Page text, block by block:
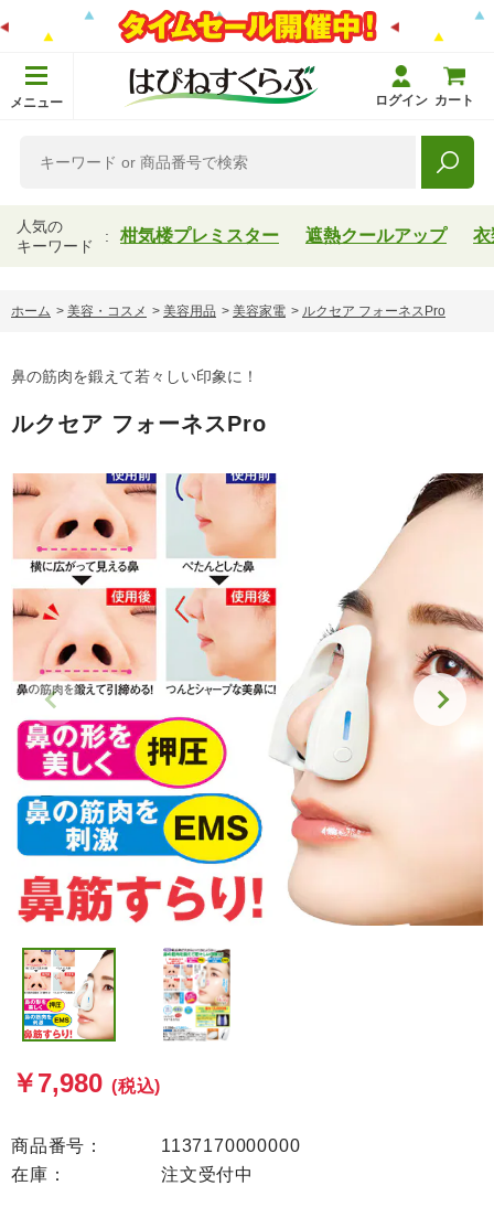
メニュー ログイン カート
人気の
キーワード
柑気楼プレミスター 遮熱クールアップ 衣
ホーム > 美容・コスメ > 美容用品 > 美容家電 > ルクセア フォーネスPro
鼻の筋肉を鍛えて若々しい印象に！
ルクセア フォーネスPro
￥7,980 (税込)
商品番号：
1137170000000
在庫：
注文受付中